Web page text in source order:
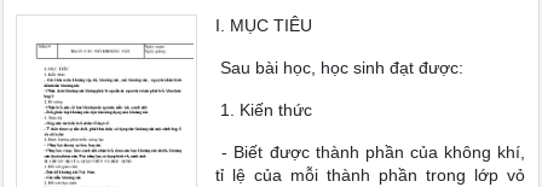
I. MỤC TIÊU
Sau bài học, học sinh đạt được:
1. Kiến thức
- Biết được thành phần của không khí,
tỉ lệ của mỗi thành phần trong lớp vỏ